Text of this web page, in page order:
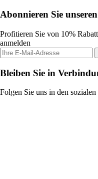
Abonnieren Sie
Profitieren Sie von 10%
anmelden
Bleiben Sie in
Folgen Sie uns in den